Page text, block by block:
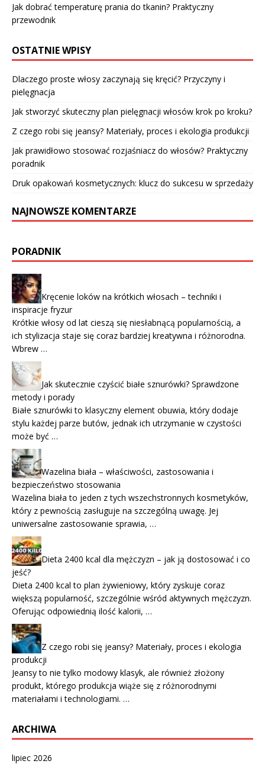
Jak dobrać temperaturę prania do tkanin? Praktyczny
przewodnik
OSTATNIE WPISY
Dlaczego proste włosy zaczynają się kręcić? Przyczyny i
pielęgnacja
Jak stworzyć skuteczny plan pielęgnacji włosów krok po kroku?
Z czego robi się jeansy? Materiały, proces i ekologia produkcji
Jak prawidłowo stosować rozjaśniacz do włosów? Praktyczny
poradnik
Druk opakowań kosmetycznych: klucz do sukcesu w sprzedaży
NAJNOWSZE KOMENTARZE
PORADNIK
Kręcenie loków na krótkich włosach – techniki i
inspiracje fryzur
Krótkie włosy od lat cieszą się niesłabnącą popularnością, a
ich stylizacja staje się coraz bardziej kreatywna i różnorodna.
Wbrew …
Jak skutecznie czyścić białe sznurówki? Sprawdzone
metody i porady
Białe sznurówki to klasyczny element obuwia, który dodaje
stylu każdej parze butów, jednak ich utrzymanie w czystości
może być …
Wazelina biała – właściwości, zastosowania i
bezpieczeństwo stosowania
Wazelina biała to jeden z tych wszechstronnych kosmetyków,
który z pewnością zasługuje na szczególną uwagę. Jej
uniwersalne zastosowanie sprawia, …
Dieta 2400 kcal dla mężczyzn – jak ją dostosować i co
jeść?
Dieta 2400 kcal to plan żywieniowy, który zyskuje coraz
większą popularność, szczególnie wśród aktywnych mężczyzn.
Oferując odpowiednią ilość kalorii, …
Z czego robi się jeansy? Materiały, proces i ekologia
produkcji
Jeansy to nie tylko modowy klasyk, ale również złożony
produkt, którego produkcja wiąże się z różnorodnymi
materiałami i technologiami. …
ARCHIWA
lipiec 2026